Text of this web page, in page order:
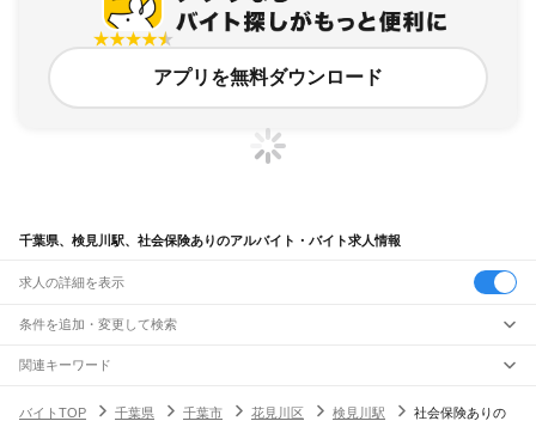
アプリを無料ダウンロード
千葉県、検見川駅、社会保険ありのアルバイト・バイト求人情報
求人の詳細を表示
条件を追加・変更して検索
市区町村を追加・変更
千葉県すべて
駅を追加・変更
関連キーワード
バイトTOP
千葉県 千葉市 花見川区 検見川駅 社会保険ありの